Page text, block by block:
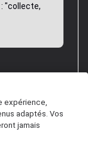
"collecte,
expérience,
adaptés. Vos
jamais